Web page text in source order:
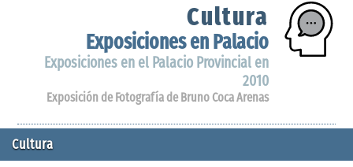
Cultura
Exposiciones en Palacio
Exposiciones en el Palacio Provincial en
2010
Exposición de Fotografía de Bruno Coca Arenas
Cultura